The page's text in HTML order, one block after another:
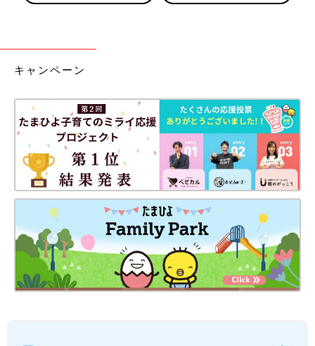
に折って線の通りに切って開くとかわいい形がたくさん！5歳の
て線の通りに切ることで、集中力や想像力が高まります。図形の
理解へのきっかけにもなりそうです！
手指遊びを通して脳の発達を促そう
今回は、100均商品でできる手指遊びをご紹介しました。手指を
たくさん動かして遊ぶことは、脳の発達を促すことにもつながり
ます。お子さんの興味や発達に合わせて、おうちの方も一緒に楽
しんでみてくださいね♪
※キッチングッズなどおもちゃ以外のものをお子さんが使用する
際は、安全面に注意して、おうちのかたがそばで見守るようにし
てください。
キャンペーン